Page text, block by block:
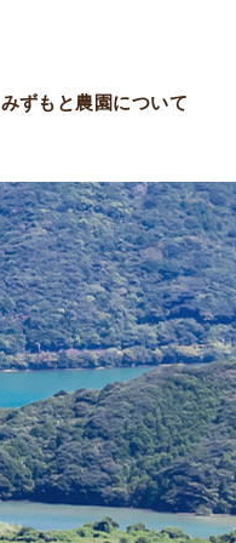
みずもと農園について